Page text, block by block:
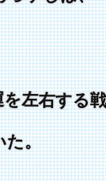
左右する
た。